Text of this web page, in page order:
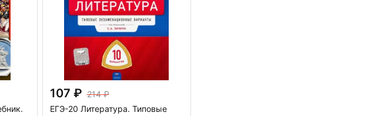
107
214
ЕГЭ-20 Литература. Типовые